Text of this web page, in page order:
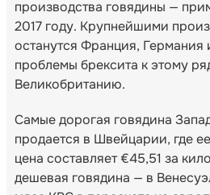
производства говядины —
2017 году. Крупнейшими
останутся Франция,
проблемы брексита к этому
Великобританию.
Самые дорогая говядина
продается в Швейцарии, где
цена составляет €45,51 за
дешевая говядина — в